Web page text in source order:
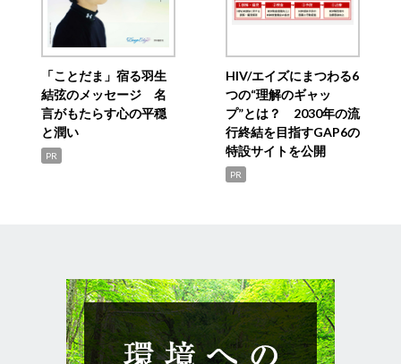
「ことだま」宿る羽生
結弦のメッセージ 名
言がもたらす心の平穏
と潤い
PR
HIV/エイズにまつわる6
つの“理解のギャッ
プ”とは？ 2030年の流
行終結を目指すGAP6の
特設サイトを公開
PR